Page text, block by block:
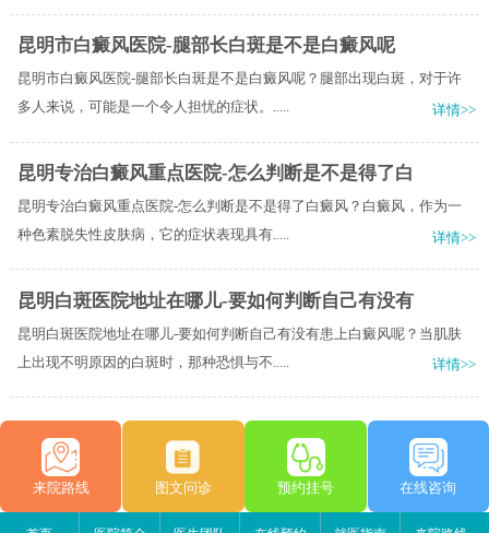
昆明市白癜风医院-腿部长白斑是不是白癜风呢
昆明市白癜风医院-腿部长白斑是不是白癜风呢？腿部出现白斑，对于许
多人来说，可能是一个令人担忧的症状。.....
详情>>
昆明专治白癜风重点医院-怎么判断是不是得了白
昆明专治白癜风重点医院-怎么判断是不是得了白癜风？白癜风，作为一
种色素脱失性皮肤病，它的症状表现具有.....
详情>>
昆明白斑医院地址在哪儿-要如何判断自己有没有
昆明白斑医院地址在哪儿-要如何判断自己有没有患上白癜风呢？当肌肤
上出现不明原因的白斑时，那种恐惧与不.....
详情>>
来院路线 图文问诊 预约挂号 在线咨询